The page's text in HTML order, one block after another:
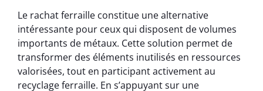
Le rachat ferraille constitue une alternative
intéressante pour ceux qui disposent de volumes
importants de métaux. Cette solution permet de
transformer des éléments inutilisés en ressources
valorisées, tout en participant activement au
recyclage ferraille. En s’appuyant sur une